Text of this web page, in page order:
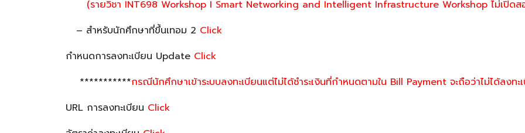
(รายวิชา INT698 Workshop I Smart Networking and Intelligent Infrastructure Workshop ไม่เปิด
– สำหรับนักศึกษาที่ขึ้นเทอม 2 Click
กำหนดการลงทะเบียน Update Click
***********กรณีนักศึกษาเข้าระบบลงทะเบียนแต่ไม่ได้ชำระเงินที่กำหนดตามใน Bill Payment จะถือว่าไม่ได้ลงทะ
URL การลงทะเบียน Click